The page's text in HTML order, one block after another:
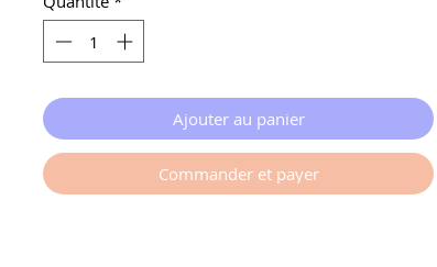
Ajouter au panier
Commander et payer